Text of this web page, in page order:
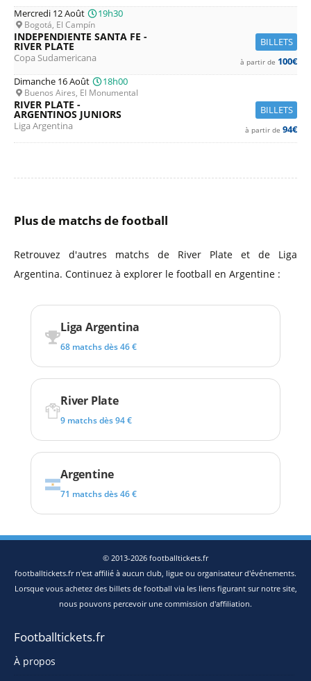
Mercredi 12 Août
19h30
Bogotá, El Campín
BILLETS
INDEPENDIENTE SANTA FE -
RIVER PLATE
Copa Sudamericana à partir de 100€
Dimanche 16 Août
18h00
Buenos Aires, El Monumental
BILLETS
RIVER PLATE -
ARGENTINOS JUNIORS
Liga Argentina à partir de 94€
Plus de matchs de football
Retrouvez d'autres matchs de River Plate et de Liga
Argentina. Continuez à explorer le football en Argentine :
Liga Argentina
68 matchs dès 46 €
River Plate
9 matchs dès 94 €
Argentine
71 matchs dès 46 €
© 2013-2026 footballtickets.fr
footballtickets.fr n'est affilié à aucun club, ligue ou organisateur d'événements.
Lorsque vous achetez des billets de football via les liens figurant sur notre site,
nous pouvons percevoir une commission d'affiliation.
Footballtickets.fr
À propos